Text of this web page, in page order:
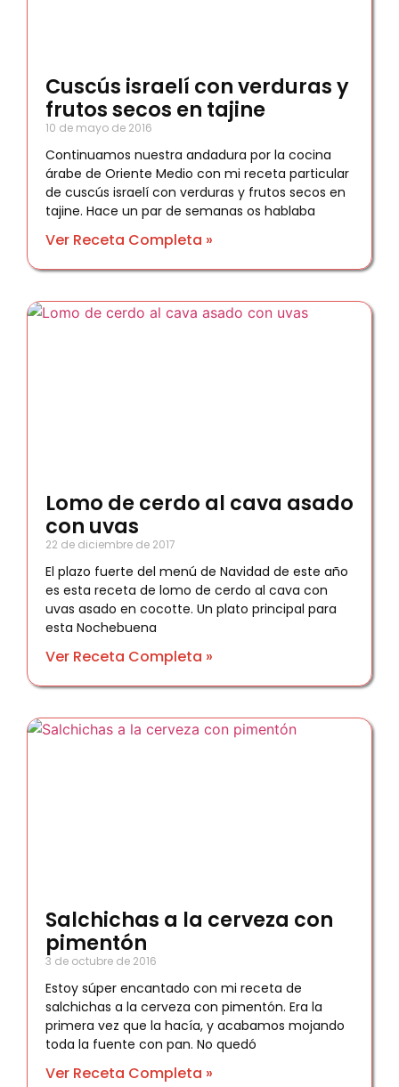
Cuscús israelí con verduras y
frutos secos en tajine
10 de mayo de 2016
Continuamos nuestra andadura por la cocina
árabe de Oriente Medio con mi receta particular
de cuscús israelí con verduras y frutos secos en
tajine. Hace un par de semanas os hablaba
Ver Receta Completa »
Lomo de cerdo al cava asado
con uvas
22 de diciembre de 2017
El plazo fuerte del menú de Navidad de este año
es esta receta de lomo de cerdo al cava con
uvas asado en cocotte. Un plato principal para
esta Nochebuena
Ver Receta Completa »
Salchichas a la cerveza con
pimentón
3 de octubre de 2016
Estoy súper encantado con mi receta de
salchichas a la cerveza con pimentón. Era la
primera vez que la hacía, y acabamos mojando
toda la fuente con pan. No quedó
Ver Receta Completa »